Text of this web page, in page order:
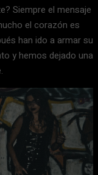
Siempre el mensaje
el corazón es
han ido a armar su
y hemos dejado una